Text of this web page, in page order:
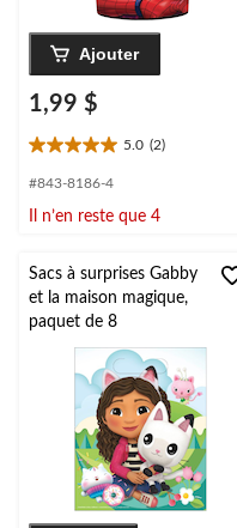
Ajouter
1,99 $
5.0 (2)
5.0
étoile(s)
5.
évaluations
#843-8186-4
Il n’en reste que 4
Sacs à surprises Gabby
et la maison magique,
paquet de 8